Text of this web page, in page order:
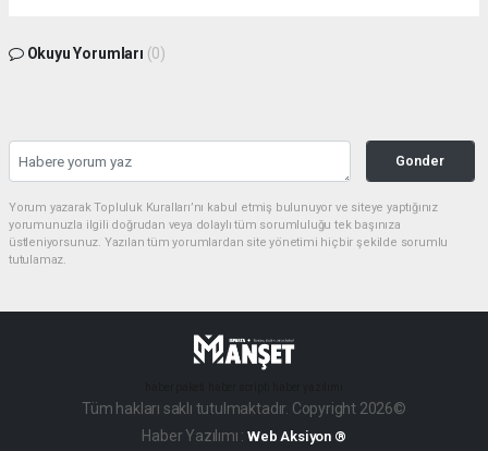
Okuyu Yorumları (0)
Gonder
Yorum yazarak Topluluk Kuralları’nı kabul etmiş bulunuyor ve siteye yaptığınız
yorumunuzla ilgili doğrudan veya dolaylı tüm sorumluluğu tek başınıza
üstleniyorsunuz. Yazılan tüm yorumlardan site yönetimi hiçbir şekilde sorumlu
tutulamaz.
Tüm hakları saklı tutulmaktadır. Copyright 2026©
Haber Yazılımı :Web Aksiyon ®